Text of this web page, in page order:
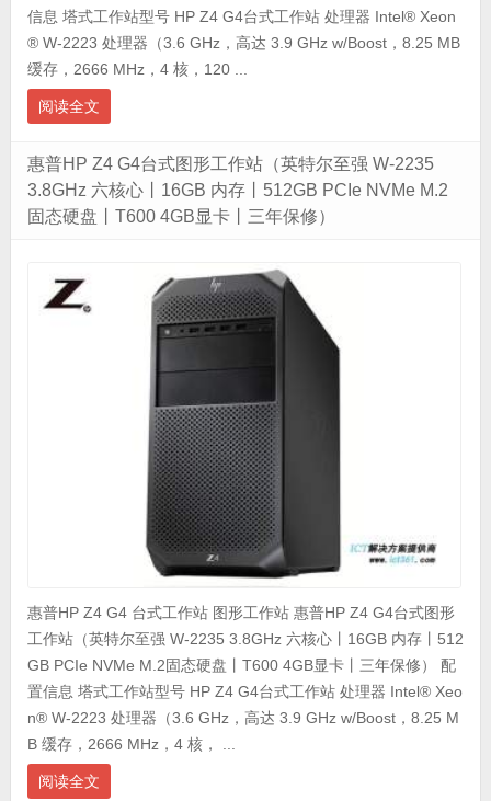
信息 塔式工作站型号 HP Z4 G4台式工作站 处理器 Intel® Xeon
® W-2223 处理器（3.6 GHz，高达 3.9 GHz w/Boost，8.25 MB
缓存，2666 MHz，4 核，120 ...
阅读全文
惠普HP Z4 G4台式图形工作站（英特尔至强 W-2235
3.8GHz 六核心丨16GB 内存丨512GB PCIe NVMe M.2
固态硬盘丨T600 4GB显卡丨三年保修）
惠普HP Z4 G4 台式工作站 图形工作站 惠普HP Z4 G4台式图形
工作站（英特尔至强 W-2235 3.8GHz 六核心丨16GB 内存丨512
GB PCIe NVMe M.2固态硬盘丨T600 4GB显卡丨三年保修） 配
置信息 塔式工作站型号 HP Z4 G4台式工作站 处理器 Intel® Xeo
n® W-2223 处理器（3.6 GHz，高达 3.9 GHz w/Boost，8.25 M
B 缓存，2666 MHz，4 核， ...
阅读全文